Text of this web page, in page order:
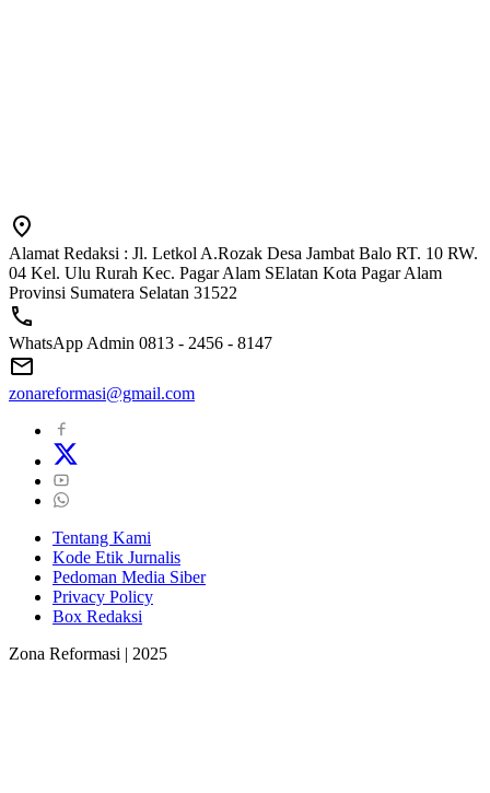
Alamat Redaksi : Jl. Letkol A.Rozak Desa Jambat Balo RT. 10 RW.
04 Kel. Ulu Rurah Kec. Pagar Alam SElatan Kota Pagar Alam
Provinsi Sumatera Selatan 31522
WhatsApp Admin 0813 - 2456 - 8147
zonareformasi@gmail.com
Tentang Kami
Kode Etik Jurnalis
Pedoman Media Siber
Privacy Policy
Box Redaksi
Zona Reformasi | 2025